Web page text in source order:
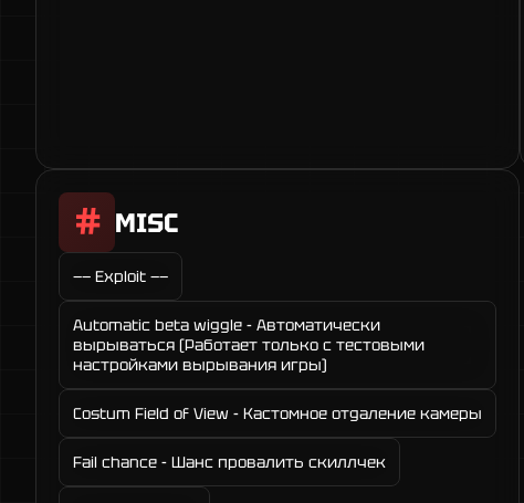
MISC
—— Exploit ——
Automatic beta wiggle - Автоматически
вырываться (Работает только с тестовыми
настройками вырывания игры)
Costum Field of View - Кастомное отдаление камеры
Fail chance - Шанс провалить скиллчек